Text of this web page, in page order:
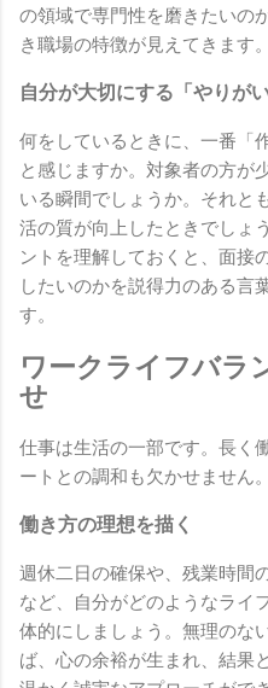
の領域で専門性を磨きたいの
き職場の特徴が見えてきます。
自分が大切にする「やりが
何をしているときに、一番「
と感じますか。対象者の方が
いる瞬間でしょうか。それと
活の質が向上したときでしょ
ントを理解しておくと、面接
したいのかを説得力のある言
す。
ワークライフバラ
せ
仕事は生活の一部です。長く
ートとの調和も欠かせません。
働き方の理想を描く
週休二日の確保や、残業時間
など、自分がどのようなライ
体的にしましょう。無理のな
ば、心の余裕が生まれ、結果